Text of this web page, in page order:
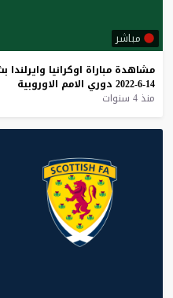
مباشر
مشاهدة مباراة اوكرانيا وايرلندا
14-6-2022
دوري الامم الاوروبية
منذ 4 سنوات